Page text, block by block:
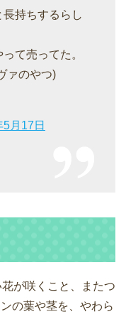
持ちするらし
て売ってた。
ァのやつ)
月17日
が咲くこと、またつ
の葉や茎を、やわら